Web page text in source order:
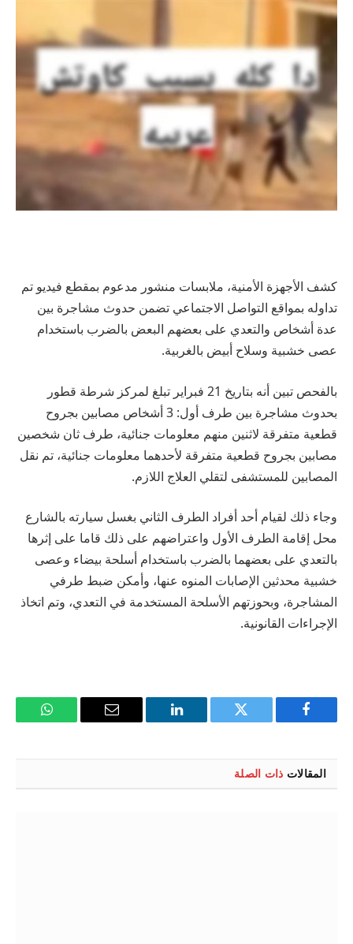
كشف الأجهزة الأمنية، ملابسات منشور مدعوم بمقطع فيديو تم
تداوله بمواقع التواصل الاجتماعي تضمن حدوث مشاجرة بين
عدة أشخاص والتعدي على بعضهم البعض بالضرب باستخدام
عصى خشبية وسلاح أبيض بالغربية.
بالفحص تبين أنه بتاريخ 21 فبراير تبلغ لمركز شرطة قطور
بحدوث مشاجرة بين طرف أول: 3 أشخاص مصابين بجروح
قطعية متفرقة لاثنين منهم معلومات جنائية، طرف ثان شخصين
مصابين بجروح قطعية متفرقة لأحدهما معلومات جنائية، تم نقل
المصابين للمستشفى لتقلي العلاج اللازم.
وجاء ذلك لقيام أحد أفراد الطرف الثاني بغسل سيارته بالشارع
محل إقامة الطرف الأول واعتراضهم على ذلك قاما على إثرها
بالتعدي على بعضهما بالضرب باستخدام أسلحة بيضاء وعصى
خشبية محدثين الإصابات المنوه عنها، وأمكن ضبط طرفي
المشاجرة، وبحوزتهم الأسلحة المستخدمة في التعدي، وتم اتخاذ
الإجراءات القانونية.
فيسبوك تويتر لينكدإن
البريد
واتساب
المقالات ذات الصلة